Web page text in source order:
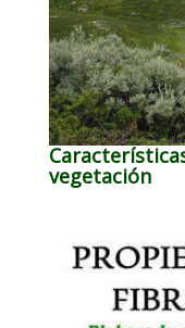
vegetación